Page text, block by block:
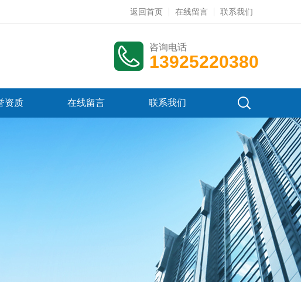
返回首页 在线留言 联系我们
咨询电话
13925220380
资质 在线留言 联系我们